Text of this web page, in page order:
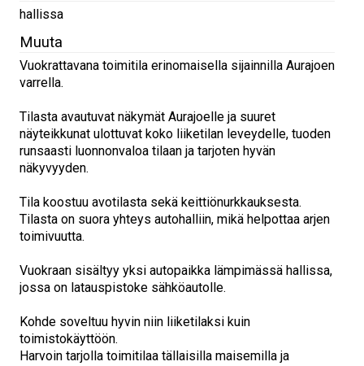
hallissa
Muuta
Vuokrattavana toimitila erinomaisella sijainnilla Aurajoen
varrella.
Tilasta avautuvat näkymät Aurajoelle ja suuret
näyteikkunat ulottuvat koko liiketilan leveydelle, tuoden
runsaasti luonnonvaloa tilaan ja tarjoten hyvän
näkyvyyden.
Tila koostuu avotilasta sekä keittiönurkkauksesta.
Tilasta on suora yhteys autohalliin, mikä helpottaa arjen
toimivuutta.
Vuokraan sisältyy yksi autopaikka lämpimässä hallissa,
jossa on latauspistoke sähköautolle.
Kohde soveltuu hyvin niin liiketilaksi kuin
toimistokäyttöön.
Harvoin tarjolla toimitilaa tällaisilla maisemilla ja